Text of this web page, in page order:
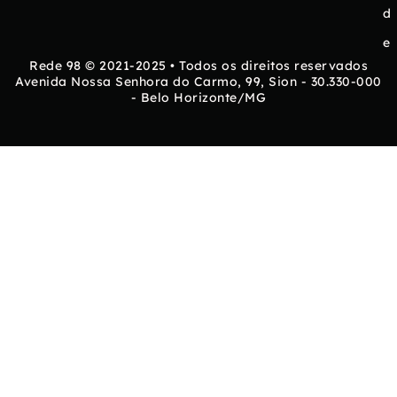
d
e
Rede 98 © 2021-2025 • Todos os direitos reservados
Avenida Nossa Senhora do Carmo, 99, Sion - 30.330-000
- Belo Horizonte/MG